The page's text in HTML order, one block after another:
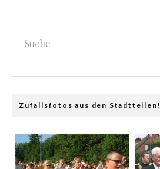
Zufallsfotos aus den Stadtteilen!